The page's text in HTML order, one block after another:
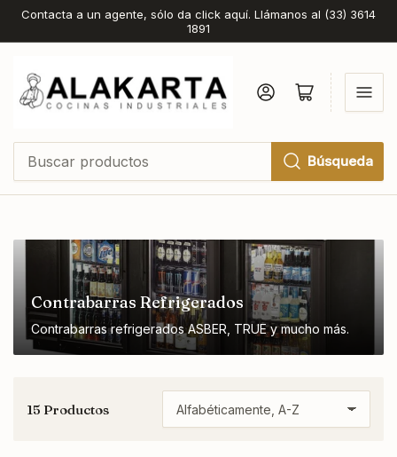
Contacta a un agente, sólo da click aquí. Llámanos al (33) 3614
1891
Búsqueda
Iniciar sesiónAbrir cesta pequeña
Contrabarras Refrigerados
Contrabarras refrigerados ASBER, TRUE y mucho más.
r
15 Productos